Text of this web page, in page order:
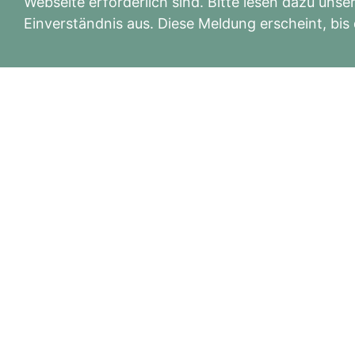
November
Einverständnis aus. Diese Meldung erscheint,